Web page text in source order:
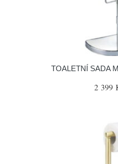
TOALETNÍ SADA
2 399